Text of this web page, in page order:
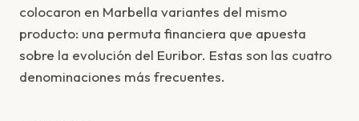
colocaron en Marbella variantes del mismo
producto: una permuta financiera que apuesta
sobre la evolución del Euribor. Estas son las cuatro
denominaciones más frecuentes.